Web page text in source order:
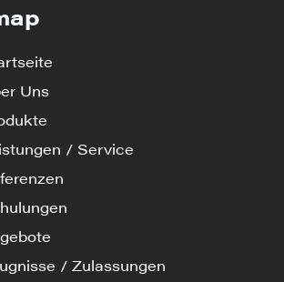
Uns
/ Service
/ Zulassungen